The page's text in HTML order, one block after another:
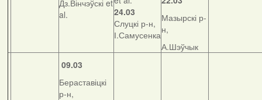
Дз.Вінчэўскі et
al.
24.03
Слуцкі р-н,
І.Самусенка
Мазырскі р-
н,
А.Шэўчык
09.03
Бераставіцкі
р-н,